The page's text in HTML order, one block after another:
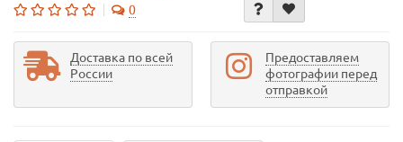
0
Доставка по всей
России
Предоставляем
фотографии перед
отправкой